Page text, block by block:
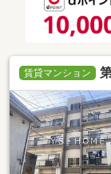
賃貸マンション